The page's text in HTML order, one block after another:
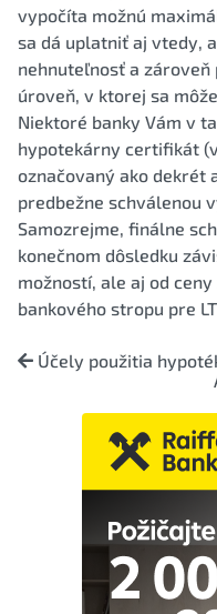
vypočíta možnú
sa dá uplatniť aj vtedy,
nehnuteľnosť a
úroveň, v ktorej sa
Niektoré banky Vám v
hypotekárny certifikát
označovaný ako dekrét
predbežne schválenou
Samozrejme, finálne
konečnom dôsledku
možností, ale aj od
bankového stropu pre
Účely použitia